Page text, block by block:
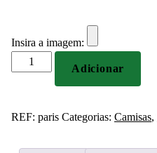
Insira a imagem:
Quantidade
de
Adicionar
REF: paris Categorias: Camisas,